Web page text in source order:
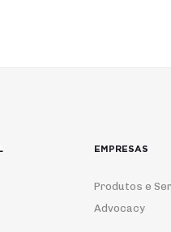
EMPRESAS
Produtos e
Advocacy